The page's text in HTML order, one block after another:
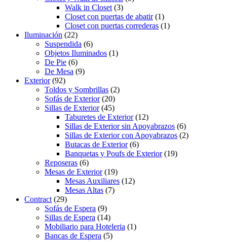
Walk in Closet (3)
Closet con puertas de abatir(1)
Closet con puertas correderas (1)
Iluminación (22)
Suspendida (6)
Objetos Iluminados (1)
De Pie (6)
De Mesa (9)
Exterior(92)
Toldos y Sombrillas (2)
Sofás de Exterior(20)
Sillas de Exterior(45)
Taburetes de Exterior(12)
Sillas de Exterior sin Apoyabrazos (6)
Sillas de Exterior con Apoyabrazos (2)
Butacas de Exterior(6)
Banquetas y Poufs de Exterior(19)
Reposeras (6)
Mesas de Exterior(19)
Mesas Auxiliares (12)
Mesas Altas (7)
Contract (29)
Sofás de Espera (9)
Sillas de Espera (14)
Mobiliario para Hoteleria (1)
Bancas de Espera (5)